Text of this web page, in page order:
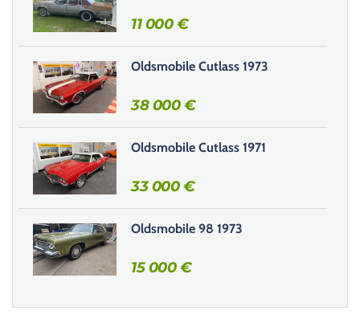
h
a
m
p
v
d
e
.
11 000€
Oldsmobile Cutlass 1973
38 000€
Oldsmobile Cutlass 1971
33 000€
Oldsmobile 98 1973
15 000€